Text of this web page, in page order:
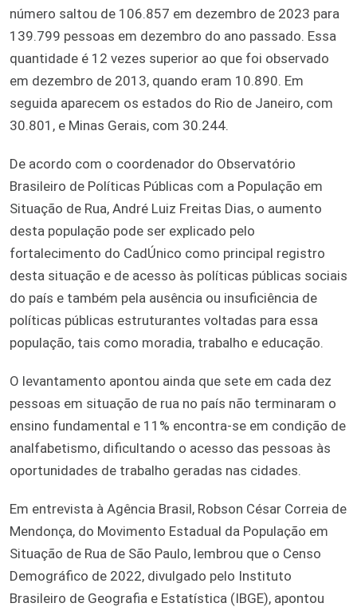
número saltou de 106.857 em dezembro de 2023 para
139.799 pessoas em dezembro do ano passado. Essa
quantidade é 12 vezes superior ao que foi observado
em dezembro de 2013, quando eram 10.890. Em
seguida aparecem os estados do Rio de Janeiro, com
30.801, e Minas Gerais, com 30.244.
De acordo com o coordenador do Observatório
Brasileiro de Políticas Públicas com a População em
Situação de Rua, André Luiz Freitas Dias, o aumento
desta população pode ser explicado pelo
fortalecimento do CadÚnico como principal registro
desta situação e de acesso às políticas públicas sociais
do país e também pela ausência ou insuficiência de
políticas públicas estruturantes voltadas para essa
população, tais como moradia, trabalho e educação.
O levantamento apontou ainda que sete em cada dez
pessoas em situação de rua no país não terminaram o
ensino fundamental e 11% encontra-se em condição de
analfabetismo, dificultando o acesso das pessoas às
oportunidades de trabalho geradas nas cidades.
Em entrevista à Agência Brasil, Robson César Correia de
Mendonça, do Movimento Estadual da População em
Situação de Rua de São Paulo, lembrou que o Censo
Demográfico de 2022, divulgado pelo Instituto
Brasileiro de Geografia e Estatística (IBGE), apontou